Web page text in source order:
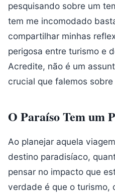
pesquisando sobre um
tem me incomodado
compartilhar minhas
perigosa entre turismo e
Acredite, não é um
crucial que falemos sobre
O Paraíso Tem um
Ao planejar aquela
destino paradisíaco,
pensar no impacto que
verdade é que o turismo,